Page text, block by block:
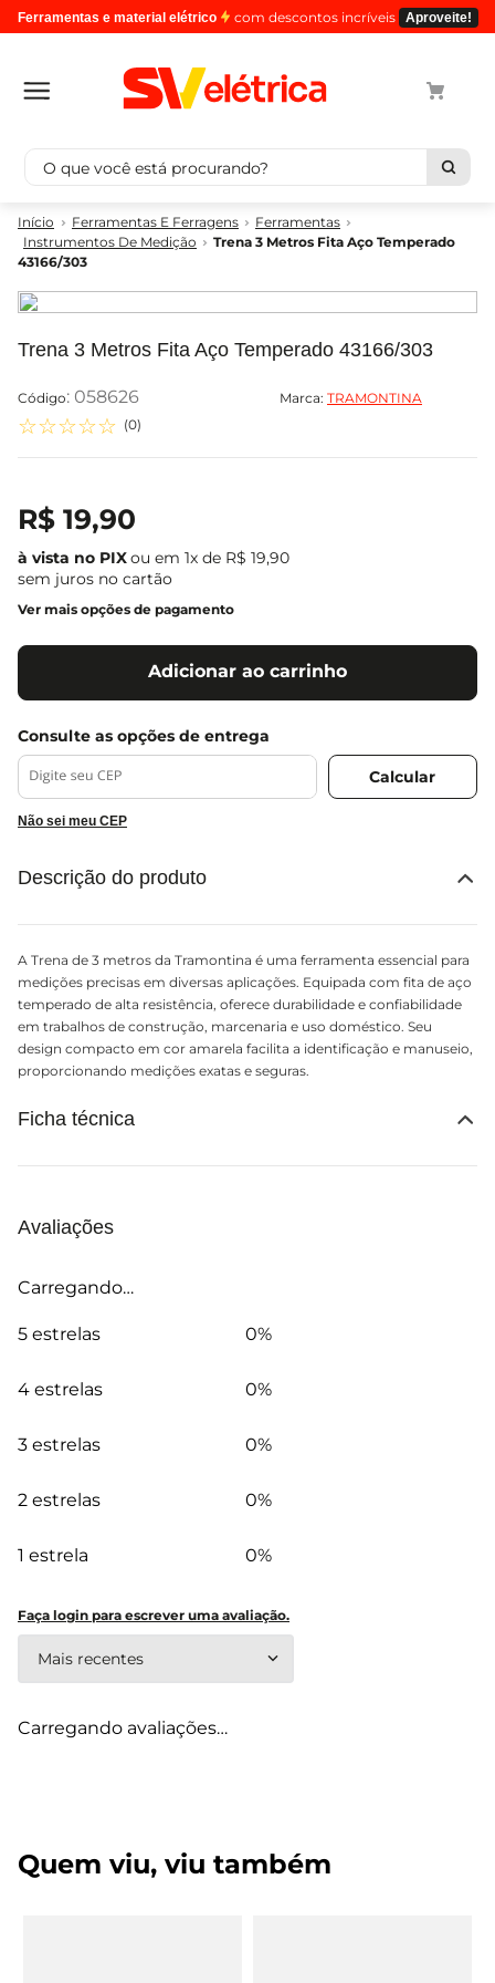
Ferramentas e material elétrico com descontos incríveis Aproveite!
O que você está procurando?
Ferramentas E Ferragens
Ferramentas
Instrumentos De Medição
Trena 3 Metros Fita Aço Temperado
43166/303
Trena 3 Metros Fita Aço Temperado 43166/303
: 058626 Marca: TRAMONTINA
☆☆☆☆☆ (0)
R$ 19,90
ou em 1x de R$ 19,90
sem juros no cartão
Ver mais opções de pagamento
Adicionar ao carrinho
Não sei meu CEP
Descrição do produto
A Trena de 3 metros da Tramontina é uma ferramenta essencial para
medições precisas em diversas aplicações. Equipada com fita de aço
temperado de alta resistência, oferece durabilidade e confiabilidade
em trabalhos de construção, marcenaria e uso doméstico. Seu
design compacto em cor amarela facilita a identificação e manuseio,
proporcionando medições exatas e seguras.
Ficha técnica
Avaliações
Carregando…
5 estrelas 0%
4 estrelas 0%
3 estrelas 0%
2 estrelas 0%
1 estrela 0%
Faça login para escrever uma avaliação.
Mais recentes
Carregando avaliações…
Quem viu, viu também
Termos mais buscados
1º
cabo
2º
luminaria
4º
cabo pp
5º 4